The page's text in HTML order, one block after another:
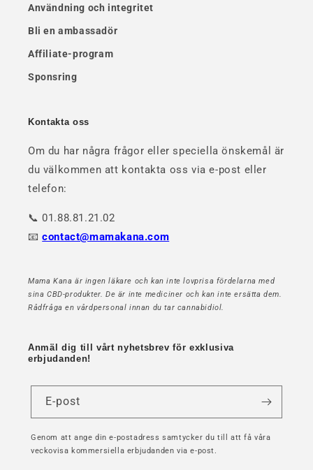
Användning och integritet
Bli en ambassadör
Affiliate-program
Sponsring
Kontakta oss
Om du har några frågor eller speciella önskemål är
du välkommen att kontakta oss via e-post eller
telefon:
📞 01.88.81.21.02
📧contact@mamakana.com
Mama Kana är ingen läkare och kan inte lovprisa fördelarna med
sina CBD-produkter. De är inte mediciner och kan inte ersätta dem.
Rådfråga en vårdpersonal innan du tar cannabidiol.
Anmäl dig till vårt nyhetsbrev för exklusiva
erbjudanden!
E-post
Genom att ange din e-postadress samtycker du till att få våra
veckovisa kommersiella erbjudanden via e-post.